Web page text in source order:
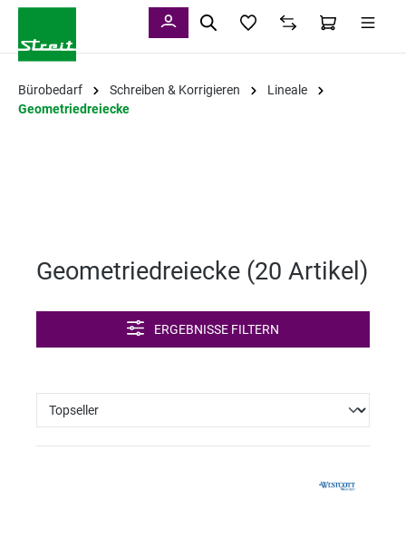
Bürobedarf Schreiben & Korrigieren
Lineale
Geometriedreiecke
Geometriedreiecke (20 Artikel )
ERGEBNISSE FILTERN